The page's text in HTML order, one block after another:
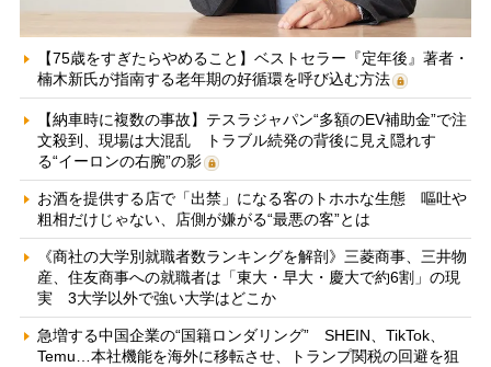
【75歳をすぎたらやめること】ベストセラー『定年後』著者・
楠木新氏が指南する老年期の好循環を呼び込む方法
【納車時に複数の事故】テスラジャパン“多額のEV補助金”で注
文殺到、現場は大混乱 トラブル続発の背後に見え隠れす
る“イーロンの右腕”の影
お酒を提供する店で「出禁」になる客のトホホな生態 嘔吐や
粗相だけじゃない、店側が嫌がる“最悪の客”とは
《商社の大学別就職者数ランキングを解剖》三菱商事、三井物
産、住友商事への就職者は「東大・早大・慶大で約6割」の現
実 3大学以外で強い大学はどこか
急増する中国企業の“国籍ロンダリング” SHEIN、TikTok、
Temu…本社機能を海外に移転させ、トランプ関税の回避を狙